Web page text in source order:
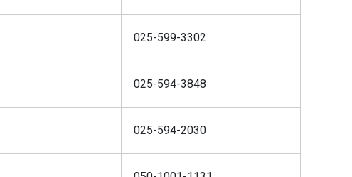
025-599-3302
025-594-3848
025-594-2030